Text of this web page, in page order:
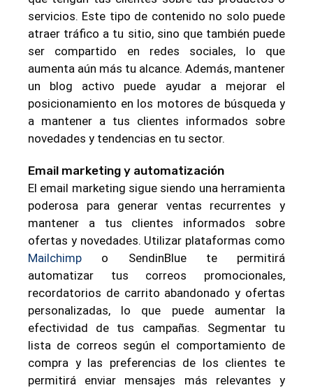
servicios. Este tipo de contenido no solo puede
atraer tráfico a tu sitio, sino que también puede
ser compartido en redes sociales, lo que
aumenta aún más tu alcance. Además, mantener
un blog activo puede ayudar a mejorar el
posicionamiento en los motores de búsqueda y
a mantener a tus clientes informados sobre
novedades y tendencias en tu sector.
Email marketing y automatización
El email marketing sigue siendo una herramienta
poderosa para generar ventas recurrentes y
mantener a tus clientes informados sobre
ofertas y novedades. Utilizar plataformas como
Mailchimp o SendinBlue te permitirá
automatizar tus correos promocionales,
recordatorios de carrito abandonado y ofertas
personalizadas, lo que puede aumentar la
efectividad de tus campañas. Segmentar tu
lista de correos según el comportamiento de
compra y las preferencias de los clientes te
permitirá enviar mensajes más relevantes y